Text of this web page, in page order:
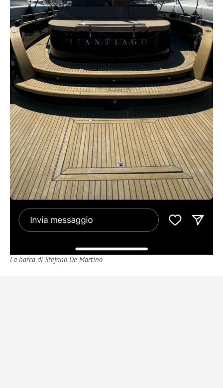
La barca di Stefano De Martino